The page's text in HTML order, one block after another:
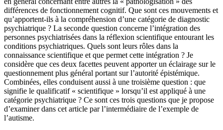
différences de fonctionnement cognitif. Que sont ces mouvements et
qu’apportent-ils à la compréhension d’une catégorie de diagnostic
psychiatrique ? La seconde question concerne l’intégration des
personnes psychiatrisées dans la réflexion scientifique entourant les
conditions psychiatriques. Quels sont leurs rôles dans la
connaissance scientifique et que permet cette intégration ? Je
considère que ces deux facettes peuvent apporter un éclairage sur le
questionnement plus général portant sur l’autorité épistémique.
Combinées, elles conduisent aussi à une troisième question : que
signifie le qualificatif « scientifique » lorsqu’il est appliqué à une
catégorie psychiatrique ? Ce sont ces trois questions que je propose
d’examiner dans cet article par l’intermédiaire de l’exemple de
l’autisme.